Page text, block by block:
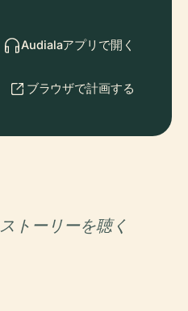
Audialaアプリで開く
ブラウザで計画する
トーリーを聴く